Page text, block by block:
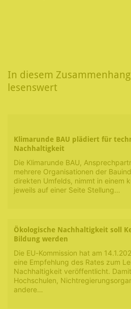
In diesem Zusammenhang
lesenswert
Klimarunde BAU plädiert für
Nachhaltigkeit
Die Klimarunde BAU,
mehrere Organisationen der
direkten Umfelds, nimmt in einem
jeweils auf einer Seite Stellung…
Ökologische Nachhaltigkeit soll
Bildung werden
Die EU-Kommission hat am
eine Empfehlung des Rates zum
Nachhaltigkeit veröffentlicht. Damit
Hochschulen,
andere…